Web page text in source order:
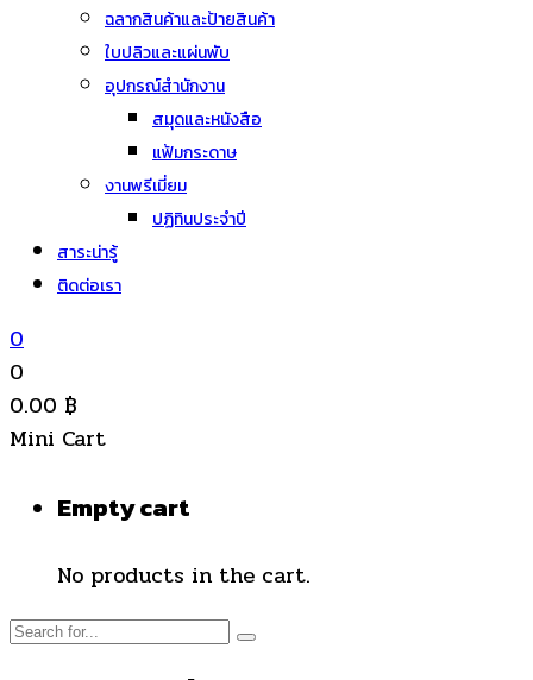
ฉลากสินค้าและป้ายสินค้า
ใบปลิวและแผ่นพับ
อุปกรณ์สำนักงาน
สมุดและหนังสือ
แฟ้มกระดาษ
งานพรีเมี่ยม
ปฏิทินประจำปี
สาระน่ารู้
ติดต่อเรา
0
0
0.00 ฿
Mini Cart
Empty cart
No products in the cart.